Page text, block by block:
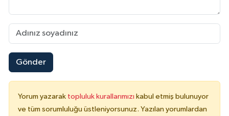
Gönder
Yorum yazarak topluluk kurallarımızı kabul etmiş bulunuyor
ve tüm sorumluluğu üstleniyorsunuz. Yazılan yorumlardan